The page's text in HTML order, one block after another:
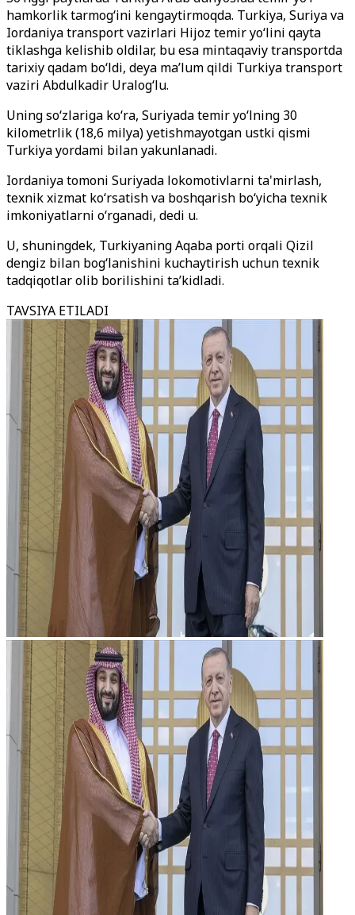
hamkorlik tarmog‘ini kengaytirmoqda. Turkiya, Suriya va
Iordaniya transport vazirlari Hijoz temir yo‘lini qayta
tiklashga kelishib oldilar, bu esa mintaqaviy transportda
tarixiy qadam bo‘ldi, deya ma’lum qildi Turkiya transport
vaziri Abdulkadir Uralog‘lu.
Uning so‘zlariga ko‘ra, Suriyada temir yo‘lning 30
kilometrlik (18,6 milya) yetishmayotgan ustki qismi
Turkiya yordami bilan yakunlanadi.
Iordaniya tomoni Suriyada lokomotivlarni ta'mirlash,
texnik xizmat ko‘rsatish va boshqarish bo‘yicha texnik
imkoniyatlarni o‘rganadi, dedi u.
U, shuningdek, Turkiyaning Aqaba porti orqali Qizil
dengiz bilan bog‘lanishini kuchaytirish uchun texnik
tadqiqotlar olib borilishini ta’kidladi.
TAVSIYA ETILADI